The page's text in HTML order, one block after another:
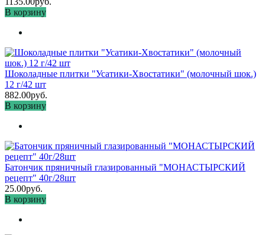
В корзину
Шоколадные плитки "Усатики-Хвостатики" (молочный шок.)
12 г/42 шт
882.00руб.
В корзину
Батончик пряничный глазированный "МОНАСТЫРСКИЙ
рецепт" 40г/28шт
25.00руб.
В корзину